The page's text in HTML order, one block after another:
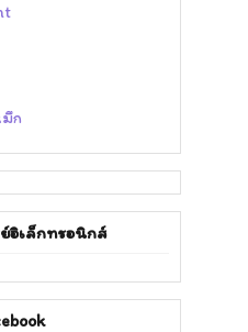
ก
เล็กทรอนิกส์